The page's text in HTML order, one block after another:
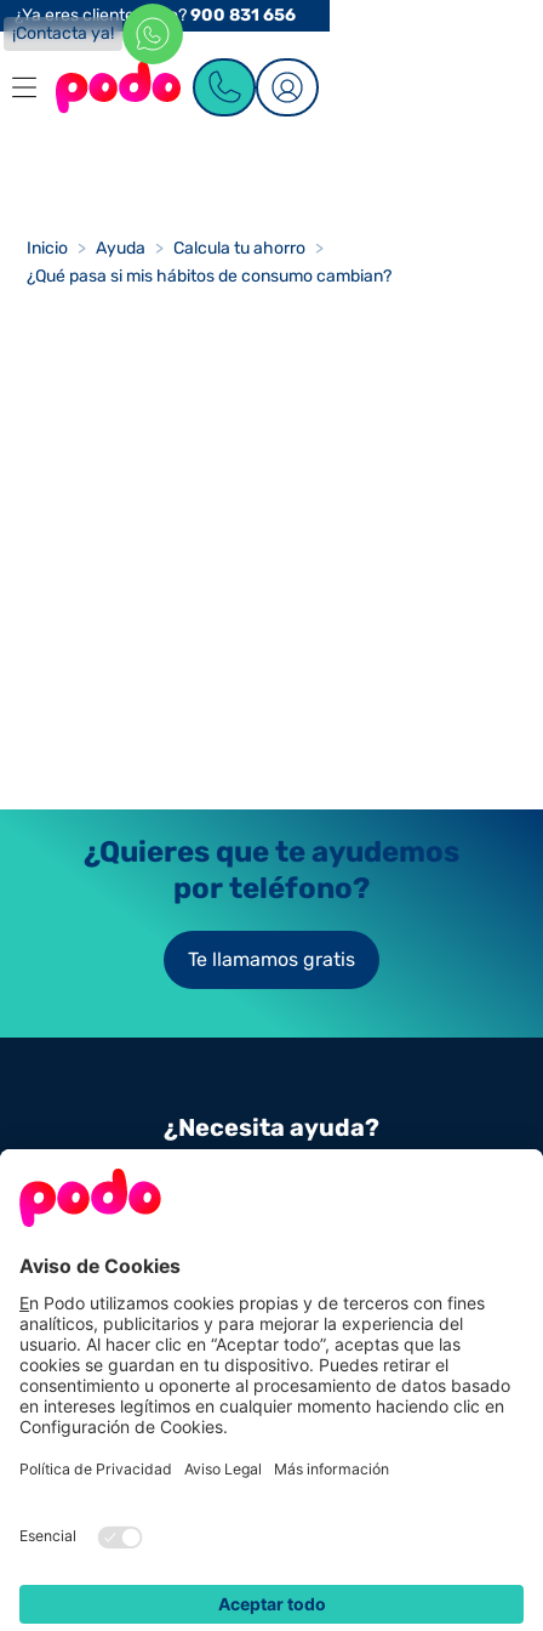
¿Ya eres cliente Podo?900 831 656
¡Contacta ya!
Inicio > Ayuda > Calcula tu ahorro >
¿Qué pasa si mis hábitos de consumo cambian?
¿Quieres que te ayudemos
por teléfono?
Te llamamos gratis
¿Necesita ayuda?
Conoce Podo
Sobre nosotros
Podo Amigos
Nuestras tarifas
Tarifas de gas